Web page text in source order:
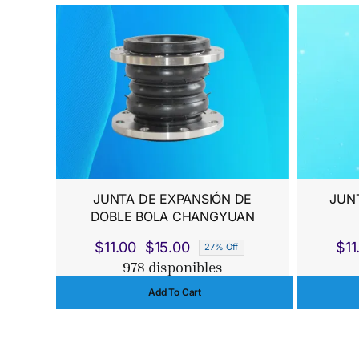
JUNTA DE EXPANSIÓN DE
DOBLE BOLA CHANGYUAN
$15.00
El
precio
original
$11.00
El
precio
actual
27% Off
978 disponibles
Add To Cart
$